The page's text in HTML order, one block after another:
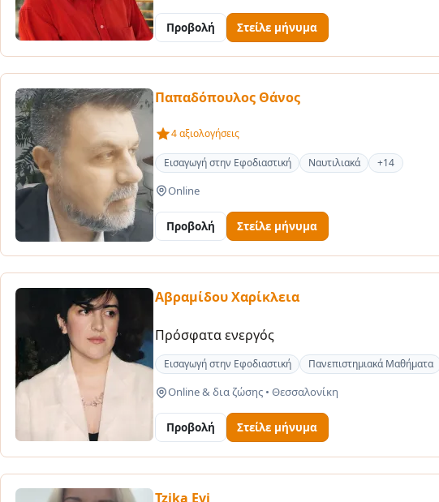
Προβολή Στείλε μήνυμα
Παπαδόπουλος Θάνος
4 αξιολογήσεις
Εισαγωγή στην Εφοδιαστική Ναυτιλιακά +14
Online
Προβολή Στείλε μήνυμα
Αβραμίδου Χαρίκλεια
Πρόσφατα ενεργός
Εισαγωγή στην Εφοδιαστική Πανεπιστημιακά Μαθήματα
Online & δια ζώσης • Θεσσαλονίκη
Προβολή Στείλε μήνυμα
Tzika Evi